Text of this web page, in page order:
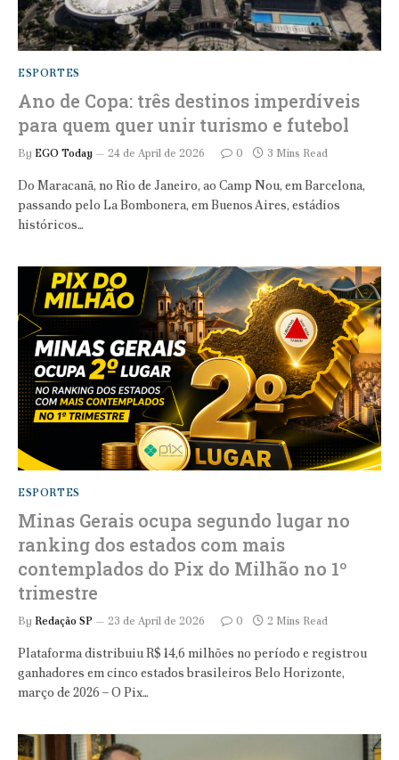
ESPORTES
Ano de Copa: três destinos imperdíveis
para quem quer unir turismo e futebol
By EGO Today 24 de April de 2026 0 3 Mins Read
Do Maracanã, no Rio de Janeiro, ao Camp Nou, em Barcelona,
passando pelo La Bombonera, em Buenos Aires, estádios
históricos…
ESPORTES
Minas Gerais ocupa segundo lugar no
ranking dos estados com mais
contemplados do Pix do Milhão no 1º
trimestre
By Redação SP 23 de April de 2026 0 2 Mins Read
Plataforma distribuiu R$ 14,6 milhões no período e registrou
ganhadores em cinco estados brasileiros Belo Horizonte,
março de 2026 – O Pix…